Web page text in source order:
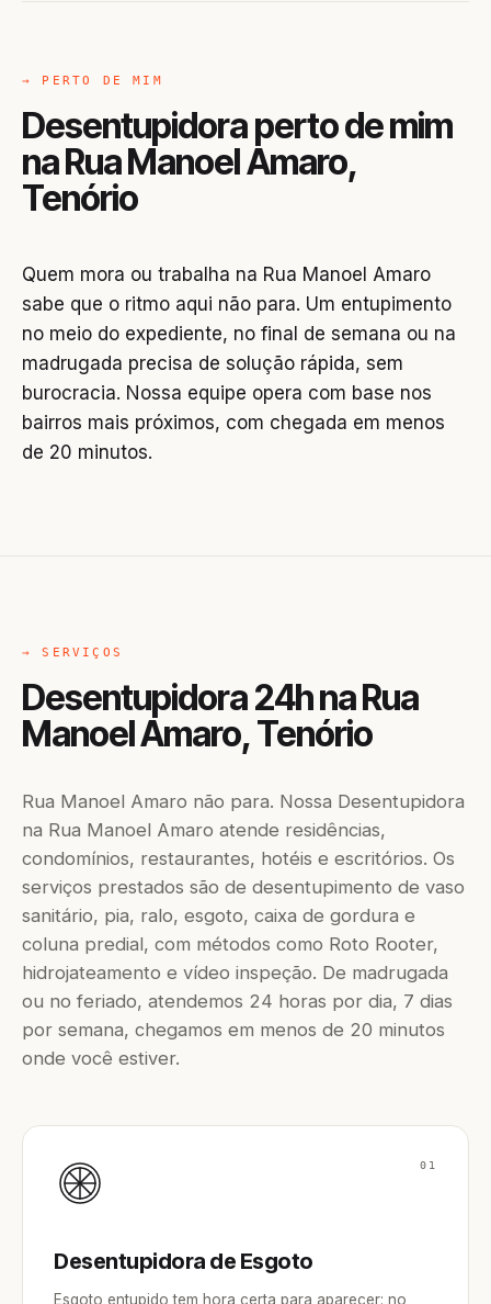
→ PERTO DE MIM
Desentupidora perto de mim
na Rua Manoel Amaro,
Tenório
Quem mora ou trabalha na Rua Manoel Amaro
sabe que o ritmo aqui não para. Um entupimento
no meio do expediente, no final de semana ou na
madrugada precisa de solução rápida, sem
burocracia. Nossa equipe opera com base nos
bairros mais próximos, com chegada em menos
de 20 minutos.
→ SERVIÇOS
Desentupidora 24h na Rua
Manoel Amaro, Tenório
Rua Manoel Amaro não para. Nossa Desentupidora
na Rua Manoel Amaro atende residências,
condomínios, restaurantes, hotéis e escritórios. Os
serviços prestados são de desentupimento de vaso
sanitário, pia, ralo, esgoto, caixa de gordura e
coluna predial, com métodos como Roto Rooter,
hidrojateamento e vídeo inspeção. De madrugada
ou no feriado, atendemos 24 horas por dia, 7 dias
por semana, chegamos em menos de 20 minutos
onde você estiver.
01
Desentupidora de Esgoto
Esgoto entupido tem hora certa para aparecer: no